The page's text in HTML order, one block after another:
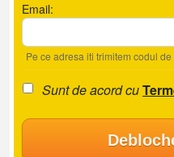
Email:
Pe ce adresa iti trimitem codul
Sunt de acord cu